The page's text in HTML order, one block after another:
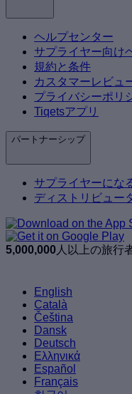
ヘルプセンター
サプライヤー向け
規約と条件
カスタマーレビュ
プライバシーポリ
Tiqetsアプリ
パートナーシップ
サプライヤーにな
ディストリビュー
5,000,000 人以上の旅行
English
Català
Čeština
Dansk
Deutsch
Ελληνικά
Español
Français